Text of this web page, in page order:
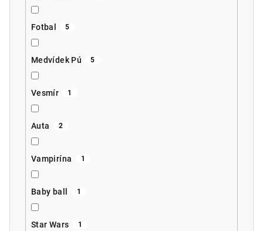
Fotbal 5
Medvídek Pú 5
Vesmír 1
Auta 2
Vampirína 1
Baby ball 1
Star Wars 1